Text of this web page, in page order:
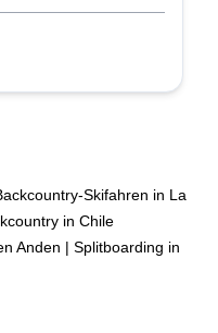
Skifahren in La
in Chile
Anden | Splitboarding in